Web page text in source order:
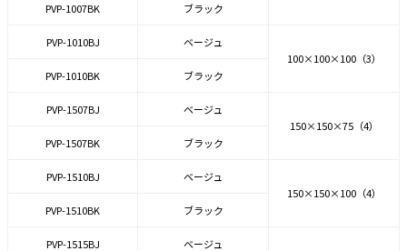
PVP-1007BK
ブラック
PVP-1010BJ
ベージュ
100×100×100（3）
PVP-1010BK
ブラック
PVP-1507BJ
ベージュ
150×150×75（4）
PVP-1507BK
ブラック
PVP-1510BJ
ベージュ
150×150×100（4）
PVP-1510BK
ブラック
PVP-1515BJ
ベージュ